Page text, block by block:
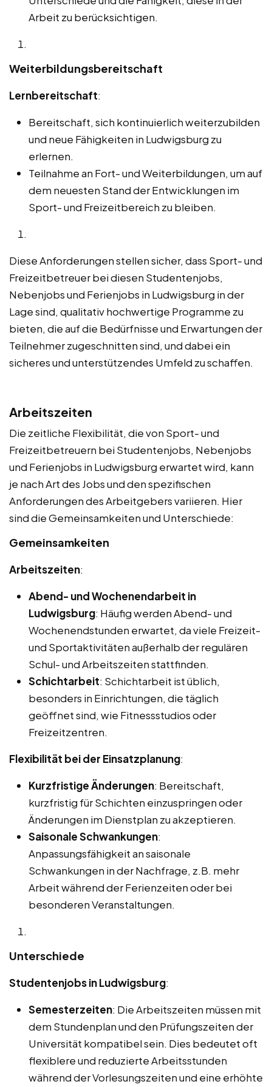
Arbeit zu berücksichtigen.
Weiterbildungsbereitschaft
Lernbereitschaft:
Bereitschaft, sich kontinuierlich weiterzubilden
und neue Fähigkeiten in Ludwigsburg zu
erlernen.
Teilnahme an Fort- und Weiterbildungen, um auf
dem neuesten Stand der Entwicklungen im
Sport- und Freizeitbereich zu bleiben.
Diese Anforderungen stellen sicher, dass Sport- und
Freizeitbetreuer bei diesen Studentenjobs,
Nebenjobs und Ferienjobs in Ludwigsburg in der
Lage sind, qualitativ hochwertige Programme zu
bieten, die auf die Bedürfnisse und Erwartungen der
Teilnehmer zugeschnitten sind, und dabei ein
sicheres und unterstützendes Umfeld zu schaffen.
Arbeitszeiten
Die zeitliche Flexibilität, die von Sport- und
Freizeitbetreuern bei Studentenjobs, Nebenjobs
und Ferienjobs in Ludwigsburg erwartet wird, kann
je nach Art des Jobs und den spezifischen
Anforderungen des Arbeitgebers variieren. Hier
sind die Gemeinsamkeiten und Unterschiede:
Gemeinsamkeiten
Arbeitszeiten:
Abend- und Wochenendarbeit in
Ludwigsburg: Häufig werden Abend- und
Wochenendstunden erwartet, da viele Freizeit-
und Sportaktivitäten außerhalb der regulären
Schul- und Arbeitszeiten stattfinden.
Schichtarbeit: Schichtarbeit ist üblich,
besonders in Einrichtungen, die täglich
geöffnet sind, wie Fitnessstudios oder
Freizeitzentren.
Flexibilität bei der Einsatzplanung:
Kurzfristige Änderungen: Bereitschaft,
kurzfristig für Schichten einzuspringen oder
Änderungen im Dienstplan zu akzeptieren.
Saisonale Schwankungen:
Anpassungsfähigkeit an saisonale
Schwankungen in der Nachfrage, z.B. mehr
Arbeit während der Ferienzeiten oder bei
besonderen Veranstaltungen.
Unterschiede
Studentenjobs in Ludwigsburg:
Semesterzeiten: Die Arbeitszeiten müssen mit
dem Stundenplan und den Prüfungszeiten der
Universität kompatibel sein. Dies bedeutet oft
flexiblere und reduzierte Arbeitsstunden
während der Vorlesungszeiten und eine erhöhte